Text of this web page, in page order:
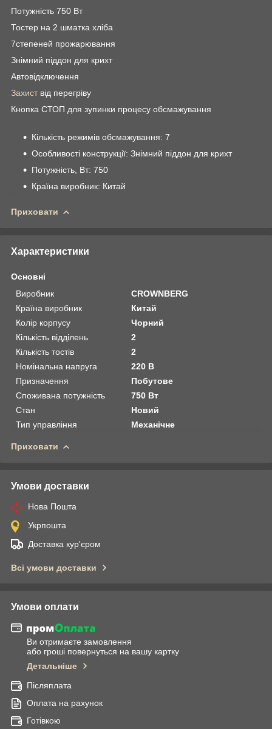
Потужність 750 Вт
Тостер на 2 шматка хліба
7степеней прожарювання
Знімний піддон для крихт
Автовідключення
Захист від перегріву
Кнопка СТОП для зупинки процесу обсмажування
Кількість режимів обсмажування: 7
Особливості конструкції: Знімний піддон для крихт
Потужність, Вт: 750
Країна виробник: Китай
Приховати
Характеристики
Основні
Виробник
CROWNBERG
Країна виробник
Китай
Колір корпусу
Чорний
Кількість відділень
2
Кількість тостів
2
Номінальна напруга
220 В
Призначення
Побутове
Споживана потужність
750 Вт
Стан
Новий
Тип управління
Механічне
Приховати
Умови доставки
Нова Пошта
Укрпошта
Доставка кур'єром
Всі умови доставки
Умови оплати
Ви отримаєте замовлення
або гроші повернуться на вашу картку
Детальніше
Післяплата
Оплата на рахунок
Готівкою